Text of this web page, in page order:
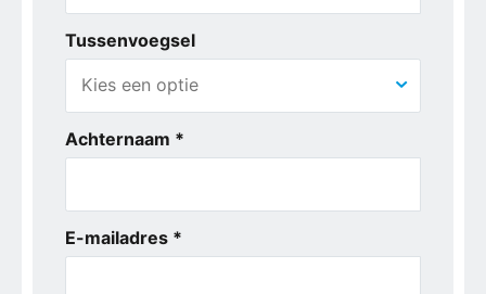
Tussenvoegsel
Achternaam *
E-mailadres *